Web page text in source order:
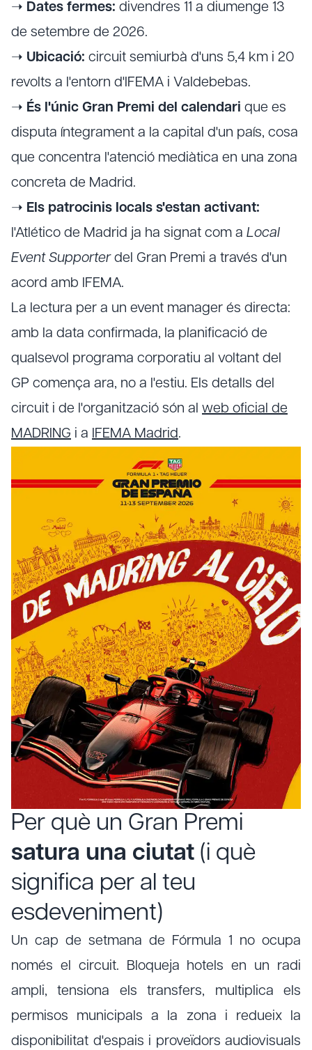
➝ Dates fermes: divendres 11 a diumenge 13
de setembre de 2026.
➝ Ubicació: circuit semiurbà d'uns 5,4 km i 20
revolts a l'entorn d'IFEMA i Valdebebas.
➝ És l'únic Gran Premi del calendari que es
disputa íntegrament a la capital d'un país, cosa
que concentra l'atenció mediàtica en una zona
concreta de Madrid.
➝ Els patrocinis locals s'estan activant:
l'Atlético de Madrid ja ha signat com a Local
Event Supporterdel Gran Premi a través d'un
acord amb IFEMA.
La lectura per a un event manager és directa:
amb la data confirmada, la planificació de
qualsevol programa corporatiu al voltant del
GP comença ara, no a l'estiu. Els detalls del
circuit i de l'organització són al web oficial de
MADRING i a IFEMA Madrid.
Per què un Gran Premi
satura una ciutat (i què
significa per al teu
esdeveniment)
Un cap de setmana de Fórmula 1 no ocupa
només el circuit. Bloqueja hotels en un radi
ampli, tensiona els transfers, multiplica els
permisos municipals a la zona i redueix la
disponibilitat d'espais i proveïdors audiovisuals